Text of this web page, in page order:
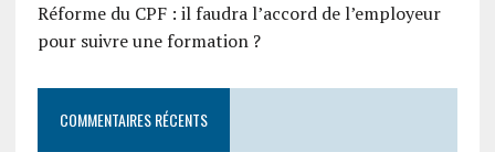
Réforme du CPF : il faudra l’accord de l’employeur
pour suivre une formation ?
COMMENTAIRES RÉCENTS